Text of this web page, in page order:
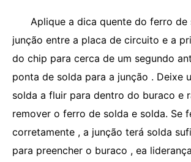
Aplique a dica quente do ferro de
junção entre a placa de circuito e a
do chip para cerca de um segundo
ponta de solda para a junção . Deixe
solda a fluir para dentro do buraco e
remover o ferro de solda e solda. Se
corretamente , a junção terá solda
para preencher o buraco , ea